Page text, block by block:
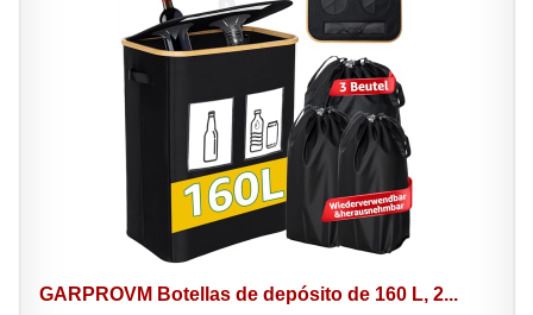
GARPROVM Botellas de depósito de 160 L, 2...